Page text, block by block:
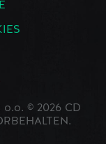
© 2026 CD